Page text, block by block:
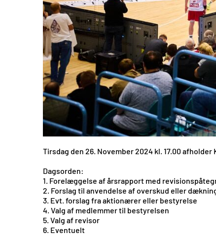
Tirsdag den 26. November 2024 kl. 17.00
Dagsorden:
1. Forelæggelse af årsrapport med
2. Forslag til anvendelse af overskud eller
3. Evt. forslag fra aktionærer eller bestyrelse
4. Valg af medlemmer til bestyrelsen
5. Valg af revisor
6. Eventuelt